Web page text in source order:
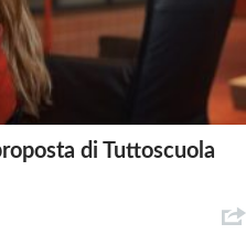
di Tuttoscuola